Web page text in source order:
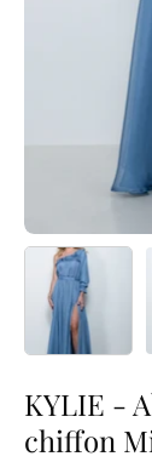
KYLIE -
chiffon